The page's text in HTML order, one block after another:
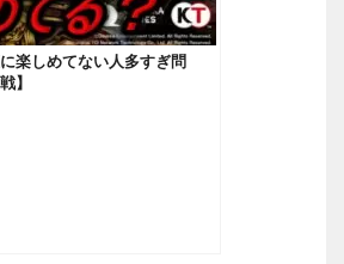
楽しめてない人多すぎ問
】